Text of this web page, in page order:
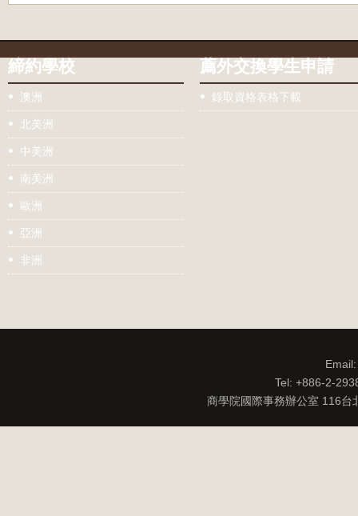
締約學校
澳洲
北美洲
中美洲
南美洲
歐洲
亞洲
非洲
薦外交換學生申請
錄取資格表格下載
Tel: +886-2-
商學院國際事務辦公室 116台